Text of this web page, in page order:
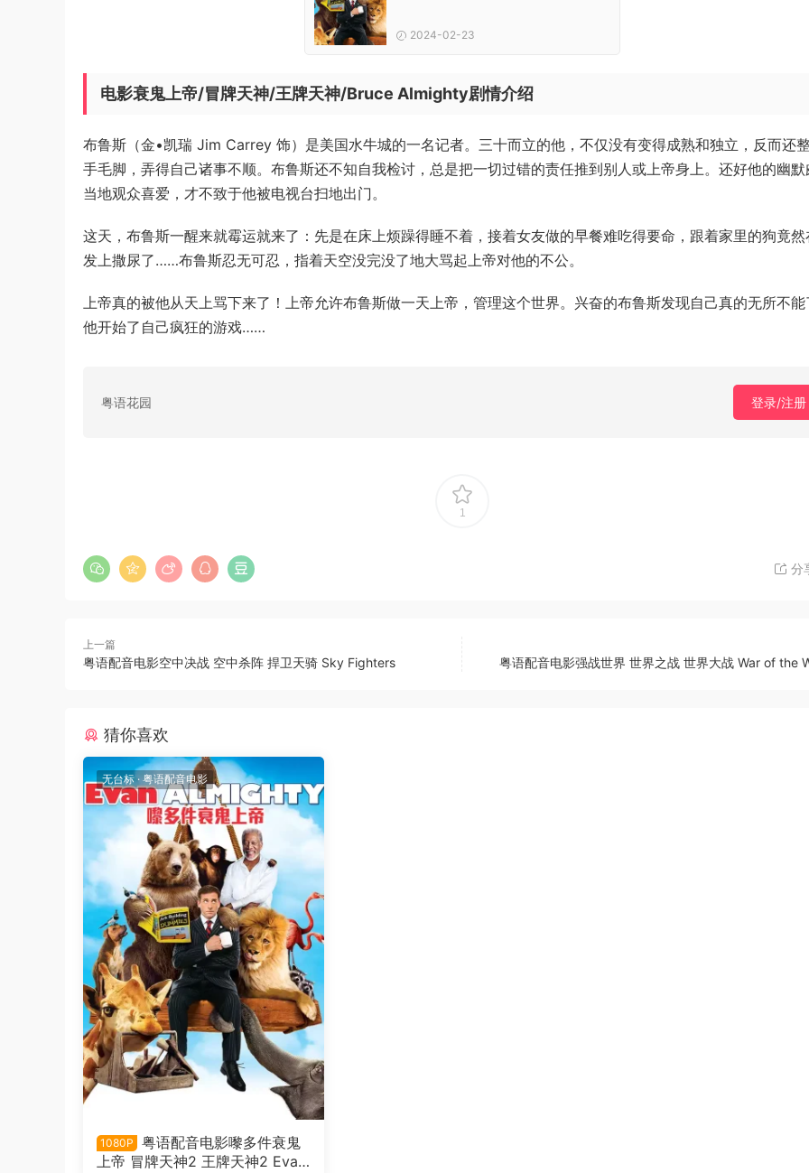
2024-02-23
电影衰鬼上帝/冒牌天神/王牌天神/Bruce Almighty剧情介绍
布鲁斯（金•凯瑞 Jim Carrey 饰）是美国水牛城的一名记者。三十而立的他，不仅没有变得成熟和独立，反而还
手毛脚，弄得自己诸事不顺。布鲁斯还不知自我检讨，总是把一切过错的责任推到别人或上帝身上。还好他的幽默
当地观众喜爱，才不致于他被电视台扫地出门。
这天，布鲁斯一醒来就霉运就来了：先是在床上烦躁得睡不着，接着女友做的早餐难吃得要命，跟着家里的狗竟然
发上撒尿了……布鲁斯忍无可忍，指着天空没完没了地大骂起上帝对他的不公。
上帝真的被他从天上骂下来了！上帝允许布鲁斯做一天上帝，管理这个世界。兴奋的布鲁斯发现自己真的无所不能
他开始了自己疯狂的游戏……
粤语花园 登录/注册
1
分
上一篇
粤语配音电影空中决战 空中杀阵 捍卫天骑 Sky Fighters 粤语配音电影强战世界 世界之战 世界大战 War of the
猜你喜欢
无台标· 粤语配音电影
1080P
粤语配音电影嚟多件衰鬼
上帝 冒牌天神2 王牌天神2 Evan